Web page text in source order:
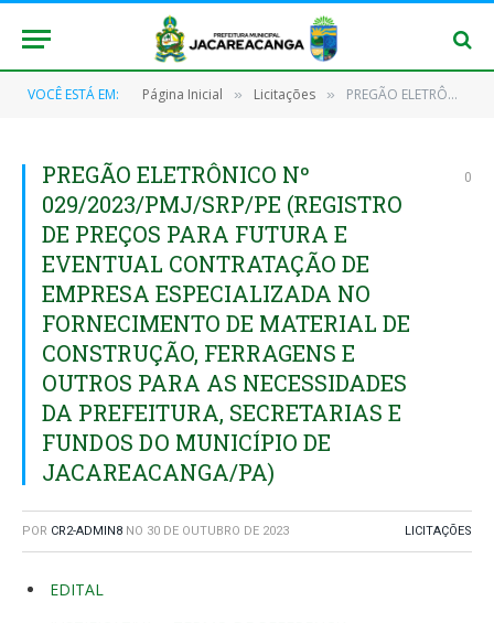
VOCÊ ESTÁ EM: Página Inicial » Licitações » PREGÃO ELETRÔNICO Nº 029/2023/PMJ/SRP/PE (REGISTRO DE PREÇOS PARA FUTURA E EVENTUAL CONTRATAÇÃO DE EMPRESA ESPECIALIZADA NO FORNECIMENTO DE MATERIAL DE CONSTRUÇÃO, FERRAGENS E OUTROS PARA AS NECESSIDADES DA PREFEITURA, SECRETARIAS E FUNDOS DO MUNICÍPIO DE JACAREACANGA/PA)
PREGÃO ELETRÔNICO Nº
029/2023/PMJ/SRP/PE (REGISTRO
DE PREÇOS PARA FUTURA E
EVENTUAL CONTRATAÇÃO DE
EMPRESA ESPECIALIZADA NO
FORNECIMENTO DE MATERIAL DE
CONSTRUÇÃO, FERRAGENS E
OUTROS PARA AS NECESSIDADES
DA PREFEITURA, SECRETARIAS E
FUNDOS DO MUNICÍPIO DE
JACAREACANGA/PA)
0
POR CR2-ADMIN8 NO 30 DE OUTUBRO DE 2023 LICITAÇÕES
EDITAL